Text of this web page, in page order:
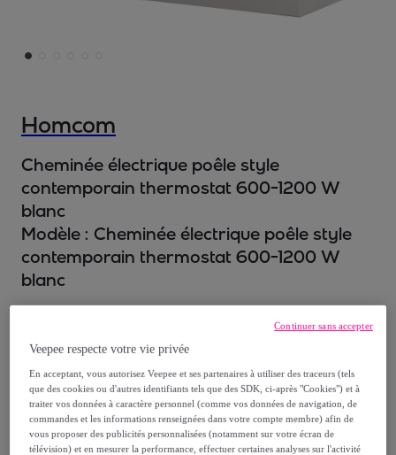
Homcom
Cheminée électrique poêle style
contemporain thermostat 600-1200 W
blanc
Modèle : Cheminée électrique poêle style
contemporain thermostat 600-1200 W
blanc
Reprise possible de votre ancien produit,
voir les conditions.
Veepee respecte votre vie privée
En acceptant, vous autorisez Veepee et ses partenaires à utiliser des traceurs (tels
que des cookies ou d'autres identifiants tels que des SDK, ci-après "Cookies") et à
traiter vos données à caractère personnel (comme vos données de navigation, de
commandes et les informations renseignées dans votre compte membre) afin de
vous proposer des publicités personnalisées (notamment sur votre écran de
télévision) et en mesurer la performance, effectuer certaines analyses sur l'activité
Continuer sans accepter